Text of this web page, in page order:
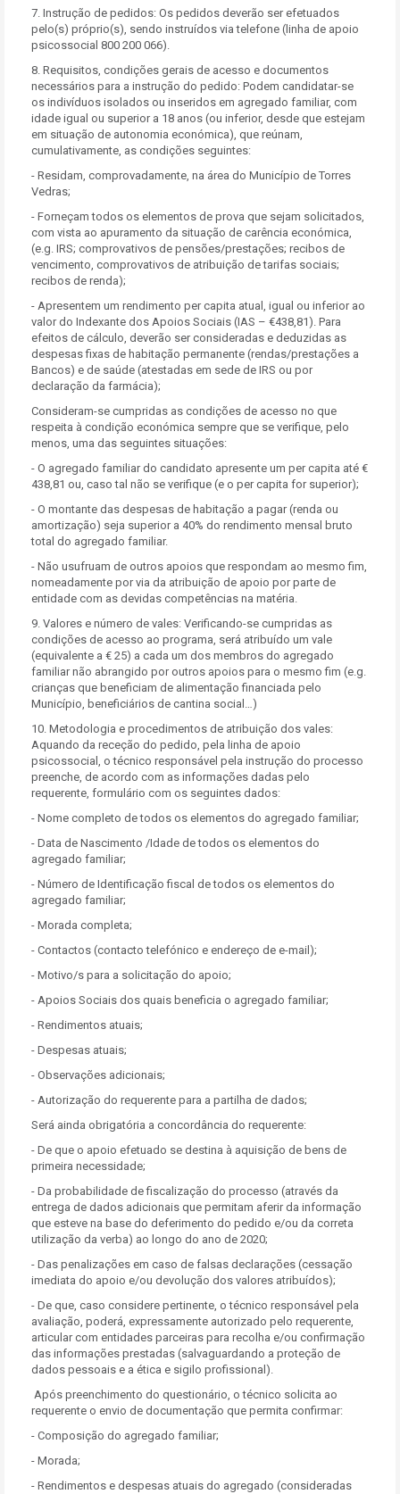
7. Instrução de pedidos: Os pedidos deverão ser efetuados
pelo(s) próprio(s), sendo instruídos via telefone (linha de apoio
psicossocial 800 200 066).
8. Requisitos, condições gerais de acesso e documentos
necessários para a instrução do pedido: Podem candidatar-se
os indivíduos isolados ou inseridos em agregado familiar, com
idade igual ou superior a 18 anos (ou inferior, desde que estejam
em situação de autonomia económica), que reúnam,
cumulativamente, as condições seguintes:
- Residam, comprovadamente, na área do Município de Torres
Vedras;
- Forneçam todos os elementos de prova que sejam solicitados,
com vista ao apuramento da situação de carência económica,
(e.g. IRS; comprovativos de pensões/prestações; recibos de
vencimento, comprovativos de atribuição de tarifas sociais;
recibos de renda);
- Apresentem um rendimento per capita atual, igual ou inferior ao
valor do Indexante dos Apoios Sociais (IAS – €438,81). Para
efeitos de cálculo, deverão ser consideradas e deduzidas as
despesas fixas de habitação permanente (rendas/prestações a
Bancos) e de saúde (atestadas em sede de IRS ou por
declaração da farmácia);
Consideram-se cumpridas as condições de acesso no que
respeita à condição económica sempre que se verifique, pelo
menos, uma das seguintes situações:
- O agregado familiar do candidato apresente um per capita até €
438,81 ou, caso tal não se verifique (e o per capita for superior);
- O montante das despesas de habitação a pagar (renda ou
amortização) seja superior a 40% do rendimento mensal bruto
total do agregado familiar.
- Não usufruam de outros apoios que respondam ao mesmo fim,
nomeadamente por via da atribuição de apoio por parte de
entidade com as devidas competências na matéria.
9. Valores e número de vales: Verificando-se cumpridas as
condições de acesso ao programa, será atribuído um vale
(equivalente a € 25) a cada um dos membros do agregado
familiar não abrangido por outros apoios para o mesmo fim (e.g.
crianças que beneficiam de alimentação financiada pelo
Município, beneficiários de cantina social…)
10. Metodologia e procedimentos de atribuição dos vales:
Aquando da receção do pedido, pela linha de apoio
psicossocial, o técnico responsável pela instrução do processo
preenche, de acordo com as informações dadas pelo
requerente, formulário com os seguintes dados:
- Nome completo de todos os elementos do agregado familiar;
- Data de Nascimento /Idade de todos os elementos do
agregado familiar;
- Número de Identificação fiscal de todos os elementos do
agregado familiar;
- Morada completa;
- Contactos (contacto telefónico e endereço de e-mail);
- Motivo/s para a solicitação do apoio;
- Apoios Sociais dos quais beneficia o agregado familiar;
- Rendimentos atuais;
- Despesas atuais;
- Observações adicionais;
- Autorização do requerente para a partilha de dados;
Será ainda obrigatória a concordância do requerente:
- De que o apoio efetuado se destina à aquisição de bens de
primeira necessidade;
- Da probabilidade de fiscalização do processo (através da
entrega de dados adicionais que permitam aferir da informação
que esteve na base do deferimento do pedido e/ou da correta
utilização da verba) ao longo do ano de 2020;
- Das penalizações em caso de falsas declarações (cessação
imediata do apoio e/ou devolução dos valores atribuídos);
- De que, caso considere pertinente, o técnico responsável pela
avaliação, poderá, expressamente autorizado pelo requerente,
articular com entidades parceiras para recolha e/ou confirmação
das informações prestadas (salvaguardando a proteção de
dados pessoais e a ética e sigilo profissional).
Após preenchimento do questionário, o técnico solicita ao
requerente o envio de documentação que permita confirmar:
- Composição do agregado familiar;
- Morada;
- Rendimentos e despesas atuais do agregado (consideradas